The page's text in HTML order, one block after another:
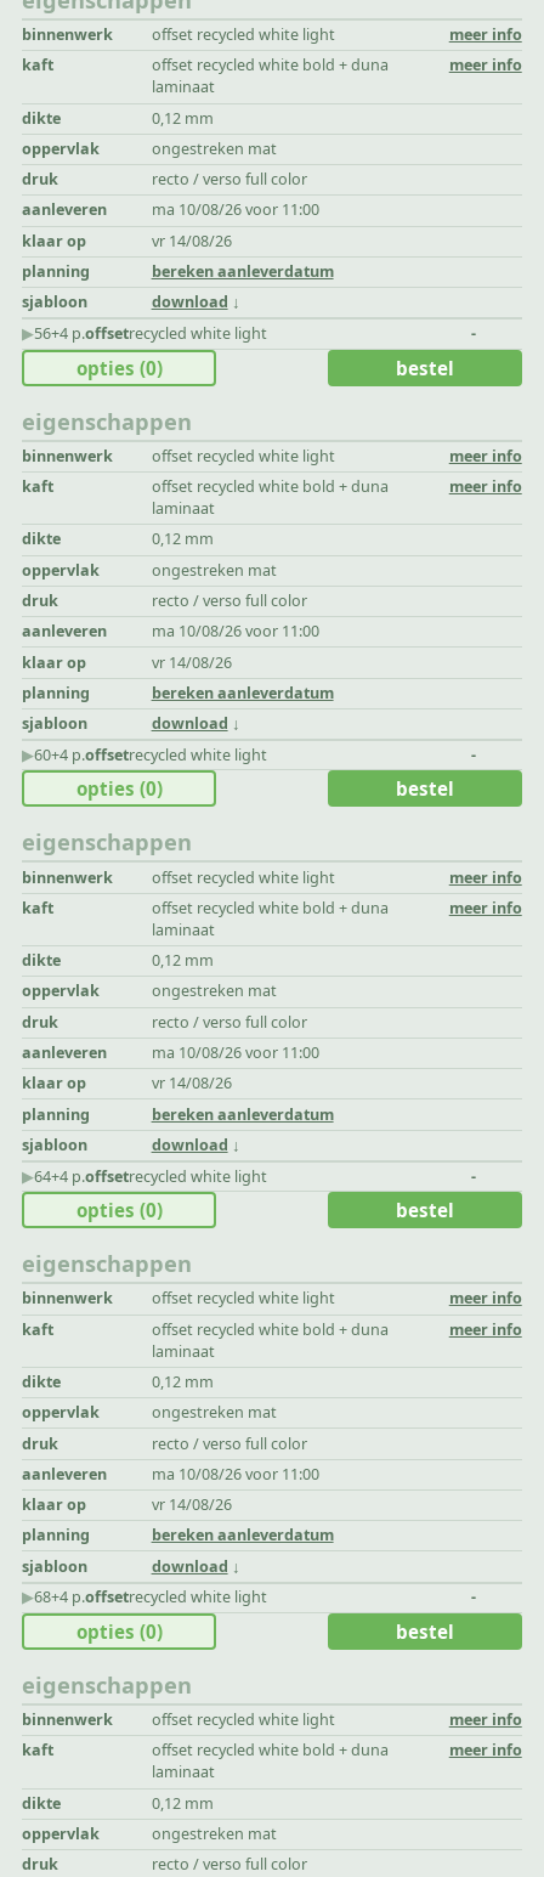
binnenwerk offset recycled white light
meer info
kaft
offset recycled white bold + duna
laminaat
meer info
dikte
0,12 mm
oppervlak
ongestreken mat
druk
recto / verso full color
aanleveren
ma 10/08/26 voor 11:00
klaar op
vr 14/08/26
planning
bereken aanleverdatum
sjabloon
download
▶︎56+4 p.offsetrecycled white light -
eigenschappen
binnenwerk offset recycled white light
meer info
kaft
offset recycled white bold + duna
laminaat
meer info
dikte
0,12 mm
oppervlak
ongestreken mat
druk
recto / verso full color
aanleveren
ma 10/08/26 voor 11:00
klaar op
vr 14/08/26
planning
bereken aanleverdatum
sjabloon
download
opties (0) bestel
▶︎60+4 p.offsetrecycled white light -
eigenschappen
binnenwerk offset recycled white light
meer info
kaft
offset recycled white bold + duna
laminaat
meer info
dikte
0,12 mm
oppervlak
ongestreken mat
druk
recto / verso full color
aanleveren
ma 10/08/26 voor 11:00
klaar op
vr 14/08/26
planning
bereken aanleverdatum
sjabloon
download
opties (0) bestel
▶︎64+4 p.offsetrecycled white light -
eigenschappen
binnenwerk offset recycled white light
meer info
kaft
offset recycled white bold + duna
laminaat
meer info
dikte
0,12 mm
oppervlak
ongestreken mat
druk
recto / verso full color
aanleveren
ma 10/08/26 voor 11:00
klaar op
vr 14/08/26
planning
bereken aanleverdatum
sjabloon
download
opties (0) bestel
▶︎68+4 p.offsetrecycled white light -
eigenschappen
binnenwerk offset recycled white light
meer info
kaft
offset recycled white bold + duna
laminaat
meer info
dikte
0,12 mm
oppervlak
ongestreken mat
druk
recto / verso full color
opties (0) bestel